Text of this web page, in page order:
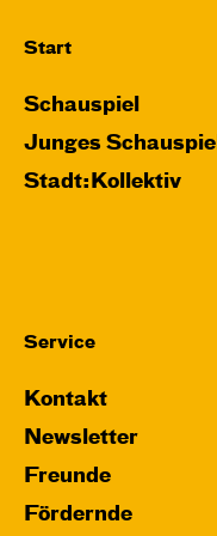
Start
Schauspiel
Junges Schauspiel
Stadt:Kollektiv
Service
Kontakt
Newsletter
Freunde
Fördernde